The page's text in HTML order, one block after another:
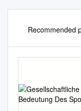
Recommended